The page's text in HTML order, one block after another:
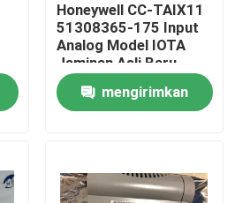
Honeywell CC-TAIX11
51308365-175 Input
Analog Model IOTA
Jaminan Asli Baru
mengirimkan